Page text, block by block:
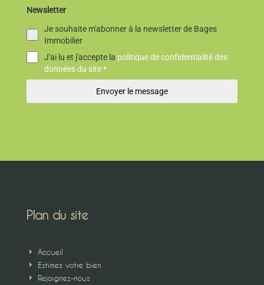
Newsletter
Je souhaite m'abonner à la newsletter de Bages
Immobilier
J'ai lu et j'accepte la politique de confidentialité des
données du site *
Envoyer le message
Plan du site
E Accueil
E Estimez votre bien
E Rejoignez-nous